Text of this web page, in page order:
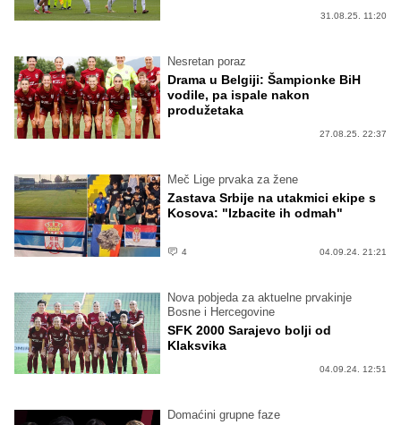
31.08.25. 11:20
Nesretan poraz
Drama u Belgiji: Šampionke BiH
vodile, pa ispale nakon
produžetaka
27.08.25. 22:37
Meč Lige prvaka za žene
Zastava Srbije na utakmici ekipe s
Kosova: "Izbacite ih odmah"
4 04.09.24. 21:21
Nova pobjeda za aktuelne prvakinje
Bosne i Hercegovine
SFK 2000 Sarajevo bolji od
Klaksvika
04.09.24. 12:51
Domaćini grupne faze